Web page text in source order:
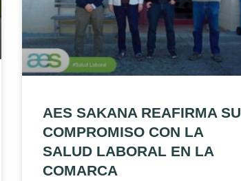
AES SAKANA REAFIRMA SU
COMPROMISO CON LA
SALUD LABORAL EN LA
COMARCA